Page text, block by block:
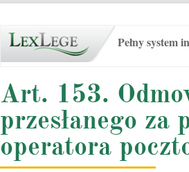
Pełny system
Art. 153.
przesłanego za
operatora